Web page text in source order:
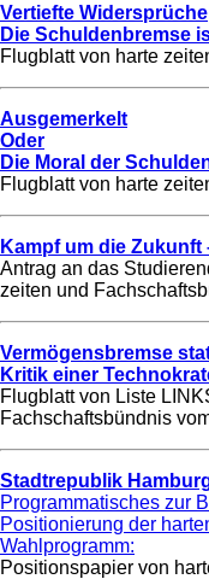
Vertiefte Widersprüche
Die Schuldenbremse
Flugblatt von harte
Ausgemerkelt
Oder
Die Moral der
Flugblatt von harte
Kampf um die Zukunft
Antrag an das
zeiten und
Vermögensbremse
Kritik einer
Flugblatt von Liste
Fachschaftsbündnis
Stadtrepublik
Programmatisches zur
Positionierung der
Wahlprogramm:
Positionspapier von